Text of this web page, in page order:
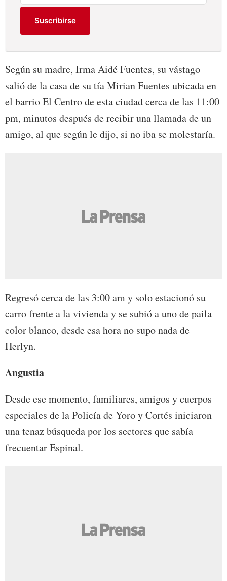
Suscribirse
Según su madre, Irma Aidé Fuentes, su vástago
salió de la casa de su tía Mirian Fuentes ubicada en
el barrio El Centro de esta ciudad cerca de las 11:00
pm, minutos después de recibir una llamada de un
amigo, al que según le dijo, si no iba se molestaría.
Regresó cerca de las 3:00 am y solo estacionó su
carro frente a la vivienda y se subió a uno de paila
color blanco, desde esa hora no supo nada de
Herlyn.
Angustia
Desde ese momento, familiares, amigos y cuerpos
especiales de la Policía de Yoro y Cortés iniciaron
una tenaz búsqueda por los sectores que sabía
frecuentar Espinal.